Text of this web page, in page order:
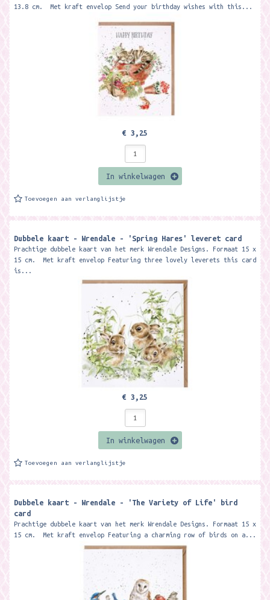
13.8 cm. Met kraft envelop Send your birthday wishes with this...
€ 3,25
In winkelwagen
Toevoegen aan verlanglijstje
Dubbele kaart - Wrendale - 'Spring Hares' leveret card
Prachtige dubbele kaart van het merk Wrendale Designs. Formaat 15 x
15 cm. Met kraft envelop Featuring three lovely leverets this card
is...
€ 3,25
In winkelwagen
Toevoegen aan verlanglijstje
Dubbele kaart - Wrendale - 'The Variety of Life' bird
card
Prachtige dubbele kaart van het merk Wrendale Designs. Formaat 15 x
15 cm. Met kraft envelop Featuring a charming row of birds on a...